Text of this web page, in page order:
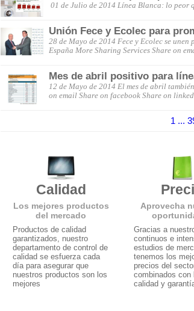
01 de Julio de 2014 Línea Blanca: lo
Unión Fece y Ecolec para
28 de Mayo de 2014 Fece y Ecolec se
España More Sharing Services Share on
Mes de abril positivo para
12 de Mayo de 2014 El mes de abril
on email Share on facebook Share on
1 ...
Calidad
Los mejores productos
del mercado
Productos de calidad
garantizados, nuestro
departamento de control de
calidad se esfuerza cada
día para asegurar que
nuestros productos son los
mejores
Aprovecha
Gracias a
continuos e
estudios de
tenemos los
precios del
combinados con
calidad y